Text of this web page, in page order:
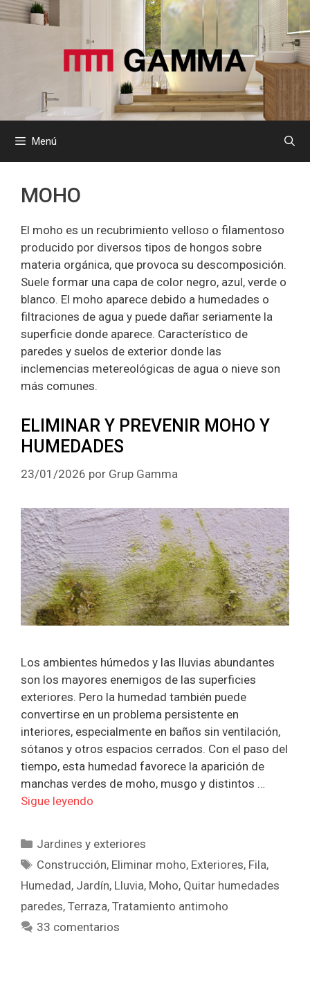
Saltar
al
Menú
MOHO
El moho es un recubrimiento velloso o filamentoso
producido por diversos tipos de hongos sobre
materia orgánica, que provoca su descomposición.
Suele formar una capa de color negro, azul, verde o
blanco. El moho aparece debido a humedades o
filtraciones de agua y puede dañar seriamente la
superficie donde aparece. Característico de
paredes y suelos de exterior donde las
inclemencias metereológicas de agua o nieve son
más comunes.
ELIMINAR Y PREVENIR MOHO Y
HUMEDADES
23/01/2026 por Grup Gamma
Los ambientes húmedos y las lluvias abundantes
son los mayores enemigos de las superficies
exteriores. Pero la humedad también puede
convertirse en un problema persistente en
interiores, especialmente en baños sin ventilación,
sótanos y otros espacios cerrados. Con el paso del
tiempo, esta humedad favorece la aparición de
manchas verdes de moho, musgo y distintos …
Sigue leyendo
Categorías
Jardines y exteriores
Etiquetas
Construcción, Eliminar moho, Exteriores, Fila,
Humedad, Jardín, Lluvia, Moho, Quitar humedades
paredes, Terraza, Tratamiento antimoho
33 comentarios